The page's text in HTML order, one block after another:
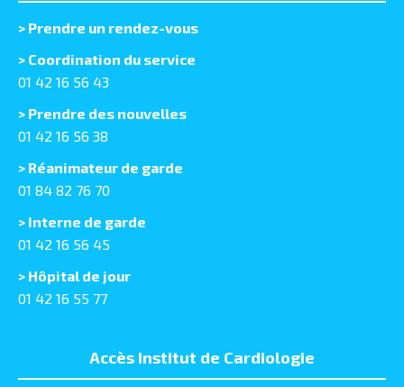
> Prendre un rendez-vous
> Coordination du service
01 42 16 56 43
> Prendre des nouvelles
01 42 16 56 38
> Réanimateur de garde
01 84 82 76 70
> Interne de garde
01 42 16 56 45
> Hôpital de jour
01 42 16 55 77
Accès Institut de Cardiologie